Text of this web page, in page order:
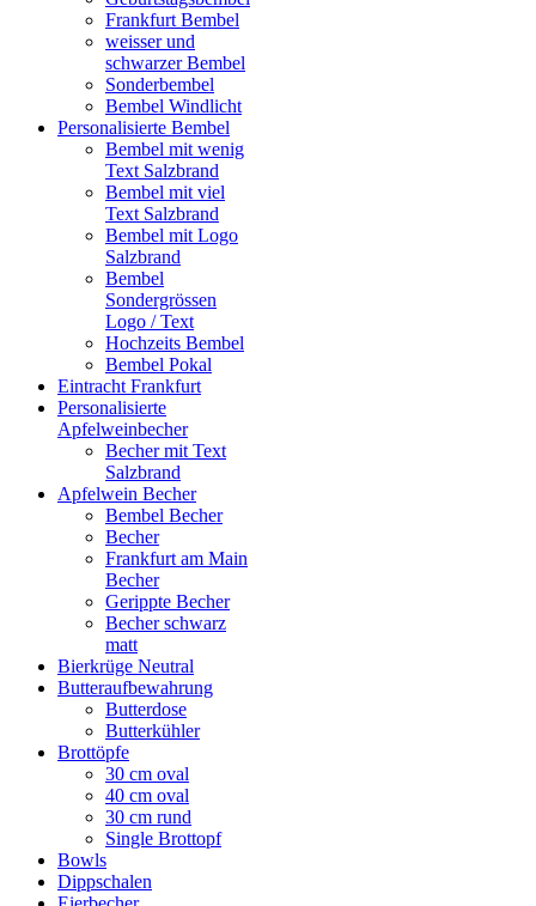
Frankfurt Bembel
weisser und
schwarzer Bembel
Sonderbembel
Bembel Windlicht
Personalisierte Bembel
Bembel mit wenig
Text Salzbrand
Bembel mit viel
Text Salzbrand
Bembel mit Logo
Salzbrand
Bembel
Sondergrössen
Logo / Text
Hochzeits Bembel
Bembel Pokal
Eintracht Frankfurt
Personalisierte
Apfelweinbecher
Becher mit Text
Salzbrand
Apfelwein Becher
Bembel Becher
Becher
Frankfurt am Main
Becher
Gerippte Becher
Becher schwarz
matt
Bierkrüge Neutral
Butteraufbewahrung
Butterdose
Butterkühler
Brottöpfe
30 cm oval
40 cm oval
30 cm rund
Single Brottopf
Bowls
Dippschalen